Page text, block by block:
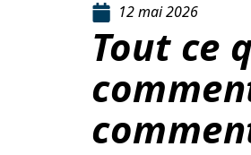
12 mai 2026
Tout ce